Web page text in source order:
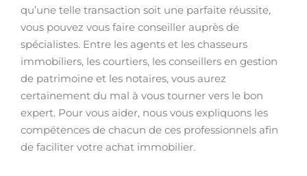
qu’une telle transaction soit une parfaite réussite,
vous pouvez vous faire conseiller auprès de
spécialistes. Entre les agents et les chasseurs
immobiliers, les courtiers, les conseillers en gestion
de patrimoine et les notaires, vous aurez
certainement du mal à vous tourner vers le bon
expert. Pour vous aider, nous vous expliquons les
compétences de chacun de ces professionnels afin
de faciliter votre achat immobilier.